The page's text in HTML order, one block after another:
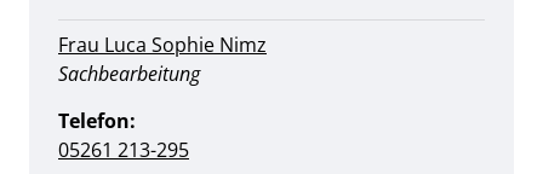
Frau Luca Sophie Nimz
Position:
Sachbearbeitung
Telefon:
05261 213-295